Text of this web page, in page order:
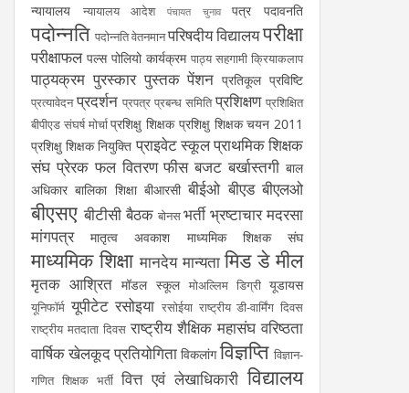
न्यायालय न्यायालय आदेश पंचायत चुनाव पत्र पदावनति
पदोन्नति पदोन्नति वेतनमानपरिषदीय विद्यालयपरीक्षा
परीक्षाफल पल्स पोलियो कार्यक्रम पाठ्य सहगामी क्रियाकलाप
पाठ्यक्रम पुरस्कार पुस्तक पेंशन प्रतिकूल प्रविष्टि
प्रत्यावेदन प्रदर्शन प्रपत्र प्रबन्ध समिति प्रशिक्षण प्रशिक्षित
बीपीएड संघर्ष मोर्चा प्रशिक्षु शिक्षक प्रशिक्षु शिक्षक चयन 2011
प्रशिक्षु शिक्षक नियुक्ति प्राइवेट स्कूलप्राथमिक शिक्षक
संघ प्रेरक फल वितरण फीस बजट बर्खास्तगी बाल
अधिकार बालिका शिक्षा बीआरसी बीईओ बीएड बीएलओ
बीएसए बीटीसी बैठक बोनस भर्ती भ्रष्टाचार मदरसा
मांगपत्र
मातृत्व अवकाश माध्यमिक शिक्षक संघ
माध्यमिक शिक्षा मानदेय मान्यता मिड डे मील
मृतक आश्रित मॉडल स्कूल मोअल्लिम डिग्री यूडायस
यूनिफॉर्म यूपीटेट रसोइया रसोईया राष्ट्रीय डी-वार्मिंग दिवस
राष्ट्रीय मतदाता दिवस राष्ट्रीय शैक्षिक महासंघ वरिष्ठता
वार्षिक खेलकूद प्रतियोगिता विकलांग विज्ञप्ति विज्ञान-
गणित शिक्षक भर्ती वित्त एवं लेखाधिकारी विद्यालय